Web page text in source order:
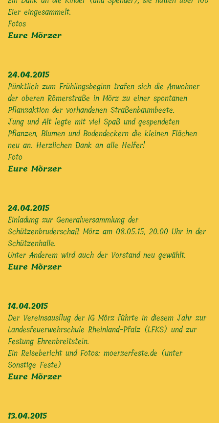
Eier eingesammelt.
Fotos
Eure Mörzer
24.04.2015
Pünktlich zum Frühlingsbeginn trafen sich die Anwohner
der oberen Römerstraße in Mörz zu einer spontanen
Pflanzaktion der vorhandenen Straßenbaumbeete.
Jung und Alt legte mit viel Spaß und gespendeten
Pflanzen, Blumen und Bodendeckern die kleinen Flächen
neu an. Herzlichen Dank an alle Helfer!
Foto
Eure Mörzer
24.04.2015
Einladung zur Generalversammlung der
Schützenbruderschaft Mörz am 08.05.15, 20.00 Uhr in der
Schützenhalle.
Unter Anderem wird auch der Vorstand neu gewählt.
Eure Mörzer
14.04.2015
Der Vereinsausflug der IG Mörz führte in diesem Jahr zur
Landesfeuerwehrschule Rheinland-Pfalz (LFKS) und zur
Festung Ehrenbreitstein.
Ein Reisebericht und Fotos: moerzerfeste.de (unter
Sonstige Feste)
Eure Mörzer
13.04.2015